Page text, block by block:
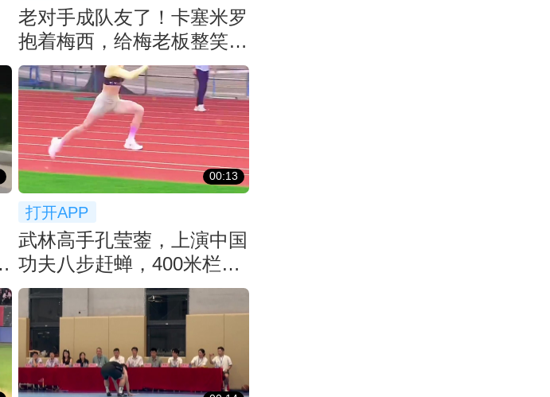
老对手成队友了！卡塞米罗
抱着梅西，给梅老板整笑了
😂
00:13
打开APP
武林高手孔莹蓥，上演中国
功夫八步赶蝉，400米栏拿
下冠军！